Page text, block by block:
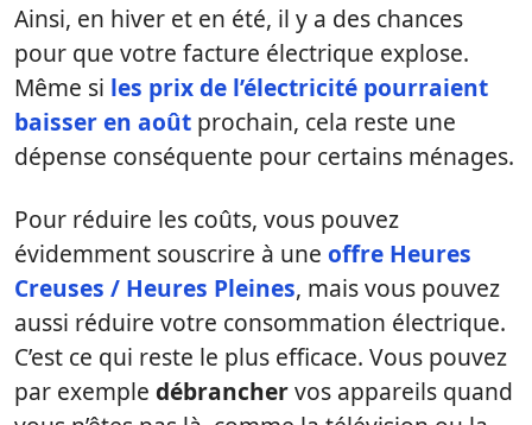
Ainsi, en hiver et en été, il y a des chances
pour que votre facture électrique explose.
Même si les prix de l’électricité pourraient
baisser en août prochain, cela reste une
dépense conséquente pour certains ménages.
Pour réduire les coûts, vous pouvez
évidemment souscrire à une offre Heures
Creuses / Heures Pleines, mais vous pouvez
aussi réduire votre consommation électrique.
C’est ce qui reste le plus efficace. Vous pouvez
par exemple débranchervos appareils quand